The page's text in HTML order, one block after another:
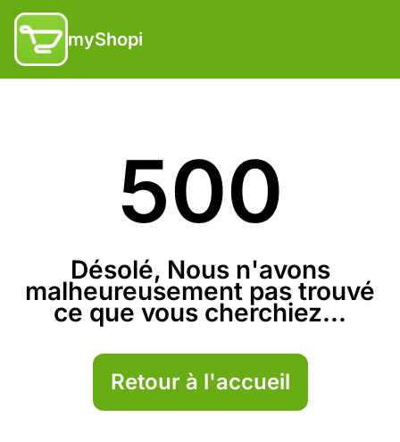
myShopi
500
Désolé, Nous n'avons
malheureusement pas trouvé
ce que vous cherchiez...
Retour à l'accueil